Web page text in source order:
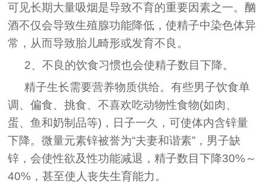
可见长期大量吸烟是导致不育的重要因素之一。酗
酒不仅会导致生殖腺功能降低，使精子中染色体异
常，从而导致胎儿畸形或发育不良。
2、不良的饮食习惯也会使精子数目下降。
精子生长需要营养物质供给。有些男子饮食单
调、偏食、挑食、不喜欢吃动物性食物(如肉、
蛋、鱼和奶制品等)，日子一久，可使体内含锌量
下降。微量元素锌被誉为“夫妻和谐素”，男子缺
锌，会使性欲及性功能减退，精子数目下降30%～
40%，甚至使人丧失生育能力。